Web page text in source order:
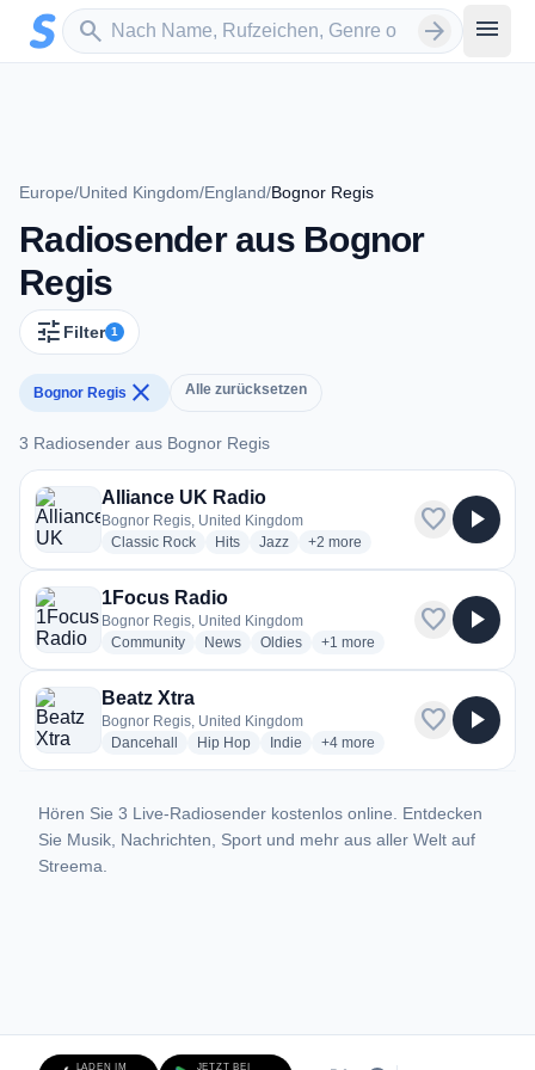
Zum Hauptinhalt springen
search
Sender suchen arrow_forward menu
Europe/United Kingdom/England/Bognor Regis
Radiosender aus Bognor
Regis
tune Filter 1
Bognor Regis close Alle zurücksetzen
3 Radiosender aus Bognor Regis
3 Radiosender aus Bognor Regis
Alliance UK Radio
Bognor Regis, United Kingdom
Classic Rockradio stations
Hitsradio stations
Jazzradio stations
+2 more genres for Alliance UK
more
favorite play_arrow
1Focus Radio
Bognor Regis, United Kingdom
Communityradio stations
Newsradio stations
Oldiesradio stations
+1 more genres for 1Focus Radio
more
favorite play_arrow
Beatz Xtra
Bognor Regis, United Kingdom
Dancehall
radio stations
Hip Hopradio stations
Indie radio stations
+4more genres for Beatz Xtra
more
favorite play_arrow
Hören Sie 3 Live-Radiosender kostenlos online. Entdecken
Sie Musik, Nachrichten, Sport und mehr aus aller Welt auf
Streema.
LADEN IM JETZT BEI